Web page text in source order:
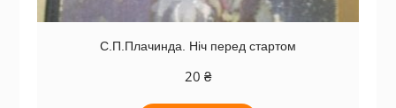
С.П.Плачинда. Ніч перед стартом
20 ₴